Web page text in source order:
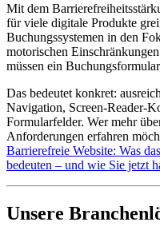
Mit dem
für viele digitale Produkte
Buchungssystemen in den
motorischen
müssen ein
Das bedeutet konkret:
Navigation, Screen-Reader-
Formularfelder. Wer mehr
Anforderungen erfahren
Barrierefreie Website: Was
bedeuten – und wie Sie jetzt
Unsere